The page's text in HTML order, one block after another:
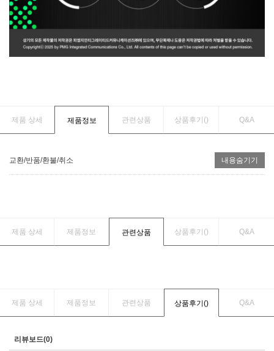
제품 상세 제품정보 관련상품 상품후기() Q&A
교환/반품/환불/취소 내용숨기기
제품 상세 제품정보 관련상품 상품후기() Q&A
제품 상세 제품정보 관련상품 상품후기() Q&A
리뷰보드(0)